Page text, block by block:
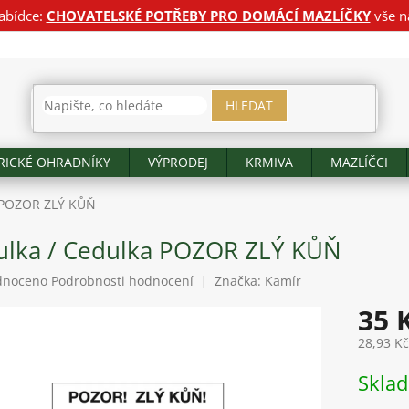
CHOVATELSKÉ POTŘEBY PRO DOMÁCÍ MAZLÍČKYvše
HLEDAT
OHRADNÍKY VÝPRODEJ KRMIVA MAZLÍČCI
ZLÝ KŮŇ
/ Cedulka POZOR ZLÝ KŮŇ
Podrobnosti hodnocení Značka: Kamír
35
28,93
cena: